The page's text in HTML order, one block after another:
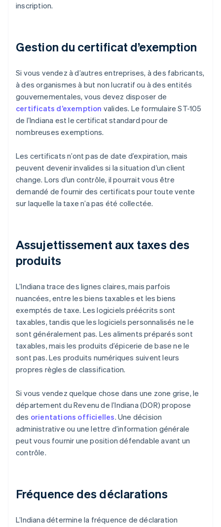
inscription.
Gestion du certificat d’exemption
Si vous vendez à d’autres entreprises, à des fabricants,
à des organismes à but non lucratif ou à des entités
gouvernementales, vous devez disposer de
certificats d’exemption valides. Le formulaire ST-105
de l’Indiana est le certificat standard pour de
nombreuses exemptions.
Les certificats n’ont pas de date d’expiration, mais
peuvent devenir invalides si la situation d’un client
change. Lors d’un contrôle, il pourrait vous être
demandé de fournir des certificats pour toute vente
sur laquelle la taxe n’a pas été collectée.
Assujettissement aux taxes des
produits
L’Indiana trace des lignes claires, mais parfois
nuancées, entre les biens taxables et les biens
exemptés de taxe. Les logiciels préécrits sont
taxables, tandis que les logiciels personnalisés ne le
sont généralement pas. Les aliments préparés sont
taxables, mais les produits d’épicerie de base ne le
sont pas. Les produits numériques suivent leurs
propres règles de classification.
Si vous vendez quelque chose dans une zone grise, le
département du Revenu de l’Indiana (DOR) propose
des orientations officielles. Une décision
administrative ou une lettre d’information générale
peut vous fournir une position défendable avant un
contrôle.
Fréquence des déclarations
L’Indiana détermine la fréquence de déclaration